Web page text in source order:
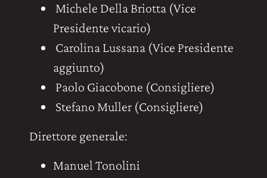
Michele Della Briotta (Vice
Presidente vicario)
Carolina Lussana (Vice Presidente
aggiunto)
Paolo Giacobone (Consigliere)
Stefano Muller (Consigliere)
Direttore generale:
Manuel Tonolini